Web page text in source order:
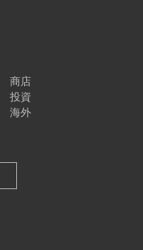
商店
投資
海外